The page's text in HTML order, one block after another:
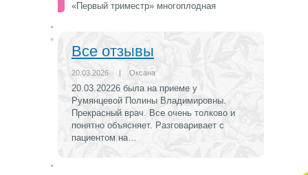
«Первый триместр» многоплодная
Все отзывы
20.03.2026 | Оксана
20.03.20226 была на приеме у
Румянцевой Полины Владимировны.
Прекрасный врач. Все очень толково и
понятно объясняет. Разговаривает с
пациентом на…